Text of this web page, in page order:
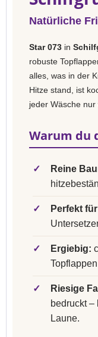
Natürliche
Star 073 in
robuste
alles, was in der
Hitze stand, ist
jeder Wäsche nur
Warum du
✓ Reine
✓ Perfekt
✓ Ergiebig:
✓ Riesige
bedruckt –
Laune.